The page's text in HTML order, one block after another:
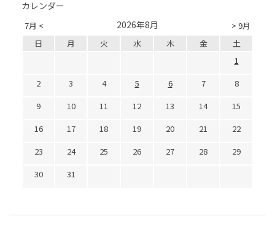
カレンダー
7月 < > 9月
2026年8月
日 月 火 水 木 金
土
1
2
3 4 5 6 7
8
9
10 11 12 13 14
15
16
17 18 19 20 21
22
23
24 25 26 27 28
29
30
31